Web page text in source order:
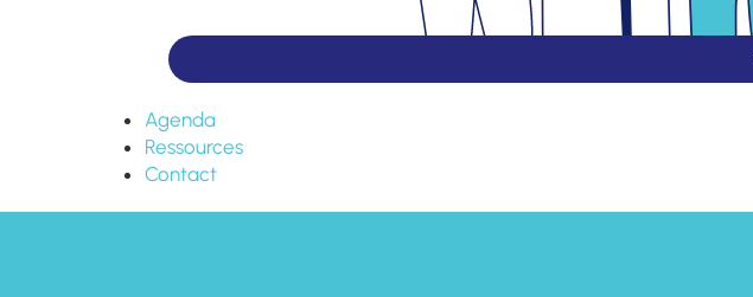
Agenda
Ressources
Contact